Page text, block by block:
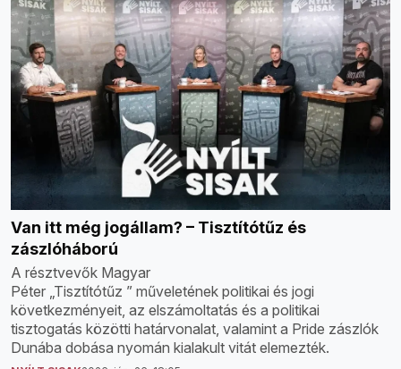
Van itt még jogállam? – Tisztítótűz és
zászlóháború
A résztvevők Magyar
Péter „Tisztítótűz ” műveletének politikai és jogi
következményeit, az elszámoltatás és a politikai
tisztogatás közötti határvonalat, valamint a Pride zászlók
Dunába dobása nyomán kialakult vitát elemezték.